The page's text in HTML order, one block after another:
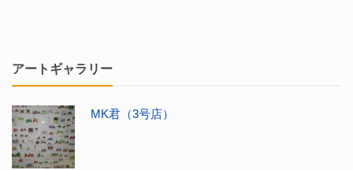
アートギャラリー
MK君（3号店）